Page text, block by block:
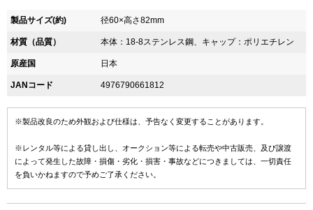
製品サイズ(約) 径60×高さ82mm
材質（品質） 本体：18-8ステンレス鋼、キャップ：ポリエチレン
原産国 日本
JANコード 4976790661812
※製品改良のため外観および仕様は、予告なく変更することがあります。
※レンタル等による貸し出し、オークション等による転売や中古販売、及び譲渡
によって発生した故障・損傷・劣化・損害・事故などにつきましては、一切責任
を負いかねますので予めご了承ください。